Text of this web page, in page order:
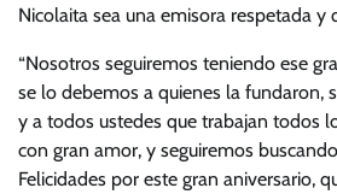
Nicolaita sea una emisora respetada y
“Nosotros seguiremos teniendo ese
se lo debemos a quienes la fundaron,
y a todos ustedes que trabajan todos
con gran amor, y seguiremos
Felicidades por este gran aniversario,